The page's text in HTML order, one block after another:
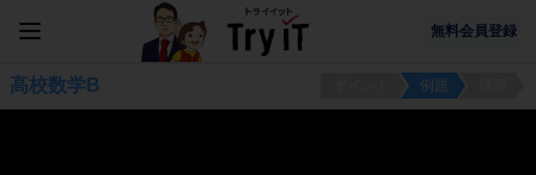
無料会員登録
高校数学B 例題